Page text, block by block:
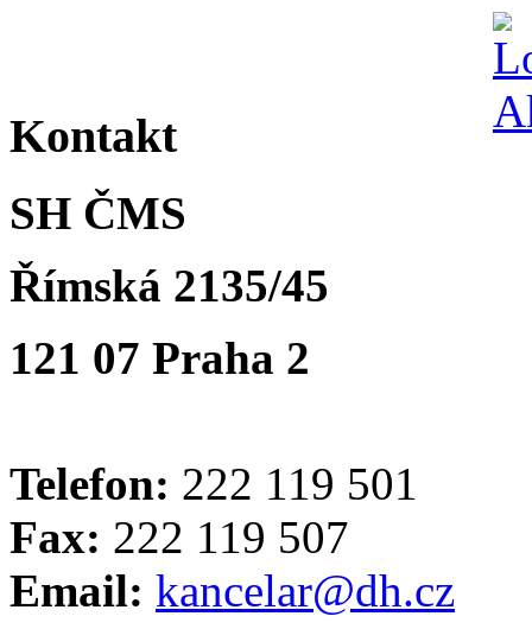
Kontakt
SH ČMS
Římská 2135/45
121 07 Praha 2
Telefon: 222 119 501
Fax: 222 119 507
Email: kancelar@dh.cz